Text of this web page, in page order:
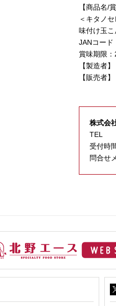
【商品名/
＜キタノ
味付け玉こ
JANコー
賞味期限
【製造
【販売
株式会
TEL
受付時
問合せ